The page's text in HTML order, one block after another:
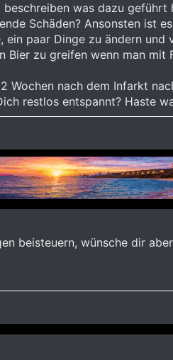
was dazu
Schäden? Ansonsten ist
ein paar Dinge zu ändern
Bier zu greifen wenn man mit
Wochen nach dem Infarkt
restlos entspannt? Haste
beisteuern, wünsche dir